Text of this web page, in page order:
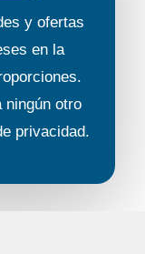
y ofertas
en la
ningún otro
privacidad.